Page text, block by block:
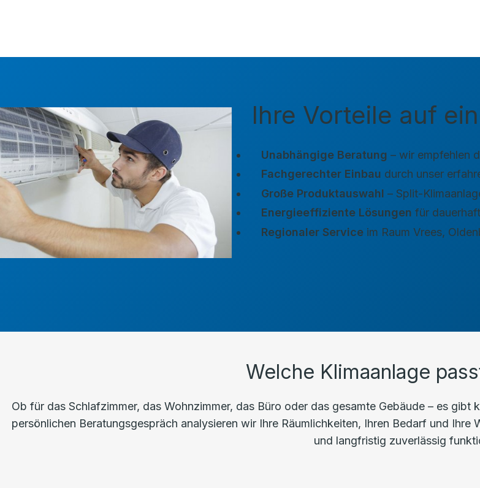
Ihre Vorteile auf
Unabhängige Beratung – wir empfehlen
Fachgerechter Einbau durch unser
Große Produktauswahl – Split-
Energieeffiziente Lösungen für
Regionaler Serviceim Raum Vrees,
Welche Klimaanlage
Ob für das Schlafzimmer, das Wohnzimmer, das Büro oder das gesamte Gebäude – es gibt
persönlichen Beratungsgespräch analysieren wir Ihre Räumlichkeiten, Ihren Bedarf und
und langfristig zuverlässig